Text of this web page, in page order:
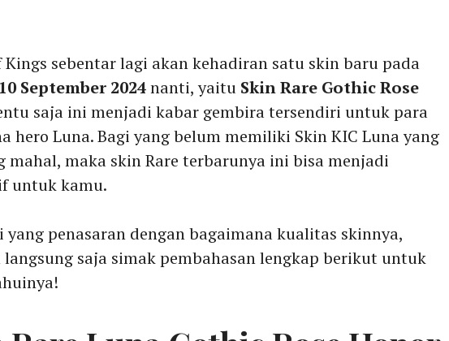
Kings sebentar lagi akan kehadiran satu skin baru pada
10 September 2024nanti, yaitu Skin Rare Gothic Rose
saja ini menjadi kabar gembira tersendiri untuk para
hero Luna. Bagi yang belum memiliki Skin KIC Luna yang
mahal, maka skin Rare terbarunya ini bisa menjadi
untuk kamu.
yang penasaran dengan bagaimana kualitas skinnya,
saja simak pembahasan lengkap berikut untuk